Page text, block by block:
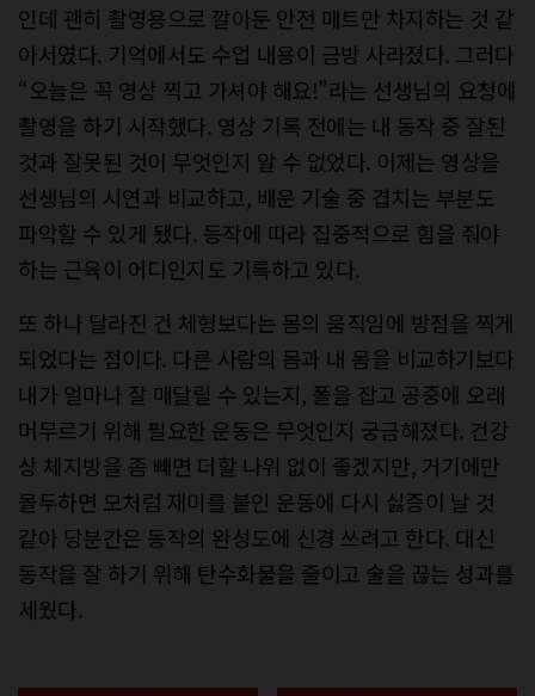
인데 괜히 촬영용으로 깔아둔 안전 매트만 차지하는 것 같
아서였다. 기억에서도 수업 내용이 금방 사라졌다. 그러다
“오늘은 꼭 영상 찍고 가셔야 해요!”라는 선생님의 요청에
촬영을 하기 시작했다. 영상 기록 전에는 내 동작 중 잘된
것과 잘못된 것이 무엇인지 알 수 없었다. 이제는 영상을
선생님의 시연과 비교하고, 배운 기술 중 겹치는 부분도
파악할 수 있게 됐다. 동작에 따라 집중적으로 힘을 줘야
하는 근육이 어디인지도 기록하고 있다.
또 하나 달라진 건 체형보다는 몸의 움직임에 방점을 찍게
되었다는 점이다. 다른 사람의 몸과 내 몸을 비교하기보다
내가 얼마나 잘 매달릴 수 있는지, 폴을 잡고 공중에 오래
머무르기 위해 필요한 운동은 무엇인지 궁금해졌다. 건강
상 체지방을 좀 빼면 더할 나위 없이 좋겠지만, 거기에만
몰두하면 모처럼 재미를 붙인 운동에 다시 싫증이 날 것
같아 당분간은 동작의 완성도에 신경 쓰려고 한다. 대신
동작을 잘 하기 위해 탄수화물을 줄이고 술을 끊는 성과를
세웠다.